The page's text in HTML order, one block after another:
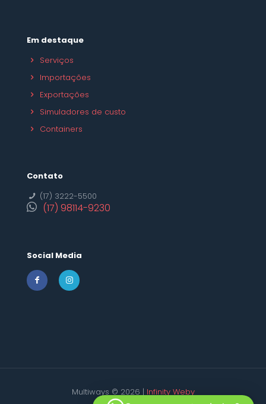
Em destaque
Serviços
Importações
Exportações
Simuladores de custo
Containers
Contato
(17) 3222-5500
(17) 98114-9230
Social Media
Multiways © 2026 | Infinity Weby